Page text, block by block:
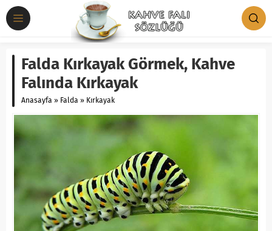
Falda Kırkayak Görmek, Kahve
Falında Kırkayak
Anasayfa » Falda » Kırkayak